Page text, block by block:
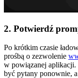
2. Potwierdź
Po krótkim czasie
prośbą o zezwolenie
w powiązanej aplikacji.
być pytany ponownie,